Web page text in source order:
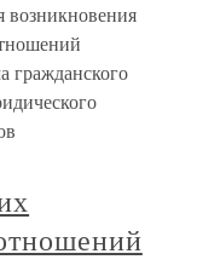
возникновения
гражданского